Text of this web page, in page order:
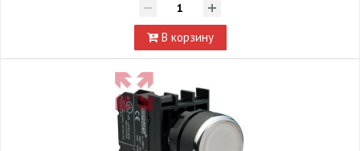
В корзину